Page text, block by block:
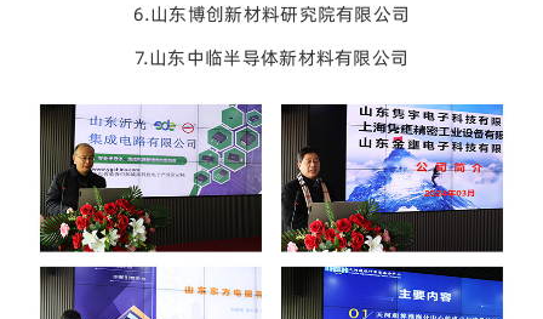
6.山东博创新材料研究院有限公司
7.山东中临半导体新材料有限公司